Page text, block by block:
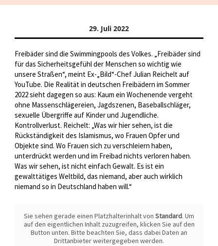
29. Juli 2022
Freibäder sind die Swimmingpools des Volkes. „Freibäder sind
für das Sicherheitsgefühl der Menschen so wichtig wie
unsere Straßen“, meint Ex-„Bild“-Chef Julian Reichelt auf
YouTube. Die Realität in deutschen Freibädern im Sommer
2022 sieht dagegen so aus: Kaum ein Wochenende vergeht
ohne Massenschlägereien, Jagdszenen, Baseballschläger,
sexuelle Übergriffe auf Kinder und Jugendliche.
Kontrollverlust. Reichelt: „Was wir hier sehen, ist die
Rückständigkeit des Islamismus, wo Frauen Opfer und
Objekte sind. Wo Frauen sich zu verschleiern haben,
unterdrückt werden und im Freibad nichts verloren haben.
Was wir sehen, ist nicht einfach Gewalt. Es ist ein
gewalttätiges Weltbild, das niemand, aber auch wirklich
niemand so in Deutschland haben will.“
Sie sehen gerade einen Platzhalterinhalt von Standard. Um
auf den eigentlichen Inhalt zuzugreifen, klicken Sie auf den
Button unten. Bitte beachten Sie, dass dabei Daten an
Drittanbieter weitergegeben werden.